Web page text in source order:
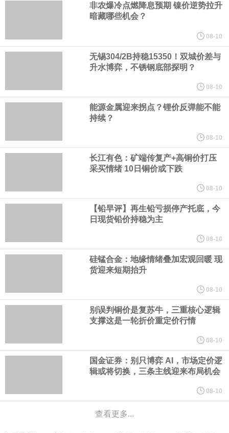
中间价相机调整。
2028年全市智能机器人产业核心产值突破200亿元
国家发展改革委、国家能源局印发《煤炭工业发展“十五五”规划》。
其中指出，统筹资源开发条件、市场需求、运输通道、环境约束等
因素，有序推进煤炭资源开发。西部资源富集地区强化开发整体规
划，完善上下游开发利用体系，提升跨区域协同保障能力。持续推
进山西、蒙西、蒙东、陕北、新疆煤炭供应保障基地建设，高标准
规划建设一批大型现代化煤矿，提升规模化集约化开发水平，2030
年，五大煤炭供应保障基地产量占全国比重超80%。东中部地区统
筹本地区用能需求，合理控制开发节奏，根据资源条件加强评估论
国家发展改革委、国家能源局印发《煤炭工业发展“十五五”规划》。
其中提到，提高资源开发准入标准。坚持先立后破，统筹煤矿关闭
退出与区域供应保障，按照市场化法治化原则，推动落后产能煤矿
有序退出。西部地区优化生产结构，加快淘汰技术装备差、与生态
敏感区重叠煤矿。东中部地区稳妥推进灾害严重不能有效治理、资
非农爆冷点燃降息预期 镍价逆势拉升
暗藏哪些机会？
08-10
无锡304/2B持稳15350！双城价差与
升水博弈，不锈钢底部探明？
08-10
能源金属迎来拐点？锂价反弹能不能
持续？
08-10
长江有色：矿端传复产+高铜价打压
采买情绪 10日铜价或下跌
08-10
【铅早评】再生铅亏损停产托底，今
日现货铅价持稳为主
08-10
硅锰合金：地缘情绪叠加宏观回暖 现
货迎来短期抬升
08-10
别误判铜价是复苏牛，三重核心逻辑
支撑这是一轮折价重定价行情
08-10
国金证券：别只博弈 AI，市场定价逻
辑或将切换，三条主线迎来布局机会
08-10
查看更多...